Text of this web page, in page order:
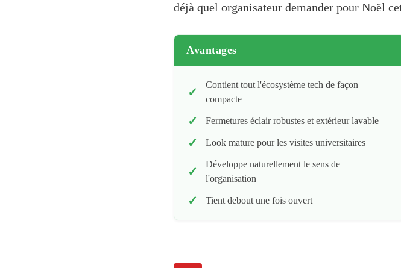
déjà quel organisateur demander pour Noël
Avantages
Contient tout l'écosystème tech de façon
compacte
Fermetures éclair robustes et extérieur lavable
Look mature pour les visites universitaires
Développe naturellement le sens de
l'organisation
Tient debout une fois ouvert